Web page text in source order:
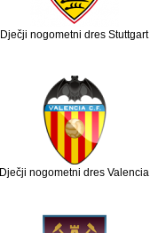
Dječji nogometni dres Stuttgart
Dječji nogometni dres Valencia